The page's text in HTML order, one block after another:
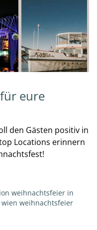
eure
den Gästen positiv in
Locations erinnern
weihnachtsfeier in
weihnachtsfeier